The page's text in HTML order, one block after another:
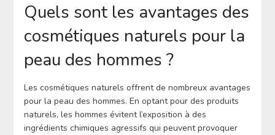
Quels sont les avantages des
cosmétiques naturels pour la
peau des hommes ?
Les cosmétiques naturels offrent de nombreux avantages
pour la peau des hommes. En optant pour des produits
naturels, les hommes évitent l’exposition à des
ingrédients chimiques agressifs qui peuvent provoquer